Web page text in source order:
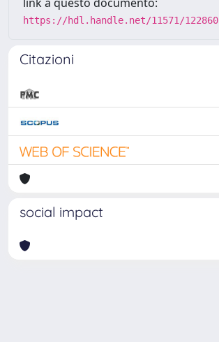
https://hdl.handle.net/11571/122860
Citazioni
social impact